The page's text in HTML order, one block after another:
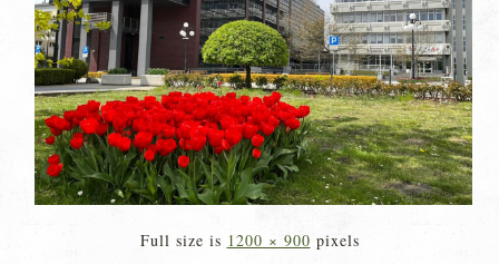
Full size is 1200 × 900 pixels